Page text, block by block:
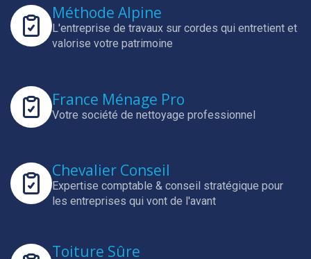
Méthode Alpine
L'entreprise de travaux sur cordes qui entretient et
valorise votre patrimoine
France Ménage Pro
Votre société de nettoyage professionnel
Chevalier Conseil
Expertise comptable & conseil stratégique pour
les entreprises qui vont de l'avant
Toiture Sûre